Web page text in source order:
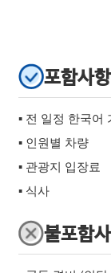
포함사항
▪ 전 일정 한국어
▪ 인원별 차량
▪ 관광지 입장료
▪ 식사
불포함